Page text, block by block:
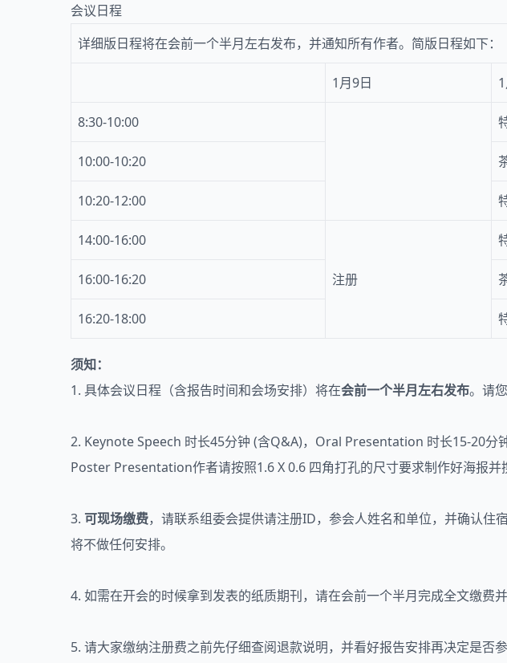
会议日程
详细版日程将在会前一个半月左右发布，并通知所有作者。简版日程如下：
1月9日
8:30-10:00
10:00-10:20
10:20-12:00
14:00-16:00
注册
16:00-16:20
16:20-18:00
须知：
1. 具体会议日程（含报告时间和会场安排）将在会前一个半月左右发布。请
2. Keynote Speech 时长45分钟 (含Q&A)，Oral Presentation 时长15-20分
Poster Presentation作者请按照1.6 X 0.6 四角打孔的尺寸要求制作好海报并
3. 可现场缴费，请联系组委会提供请注册ID，参会人姓名和单位，并确认住
将不做任何安排。
4. 如需在开会的时候拿到发表的纸质期刊，请在会前一个半月完成全文缴费
5. 请大家缴纳注册费之前先仔细查阅退款说明，并看好报告安排再决定是否参